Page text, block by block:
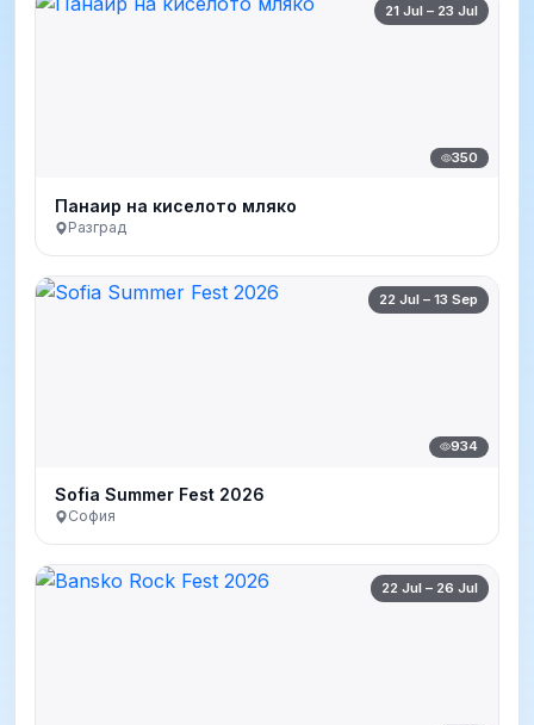
21 Jul – 23 Jul
350
Панаир на киселото мляко
Разград
22 Jul – 13 Sep
934
Sofia Summer Fest 2026
София
22 Jul – 26 Jul